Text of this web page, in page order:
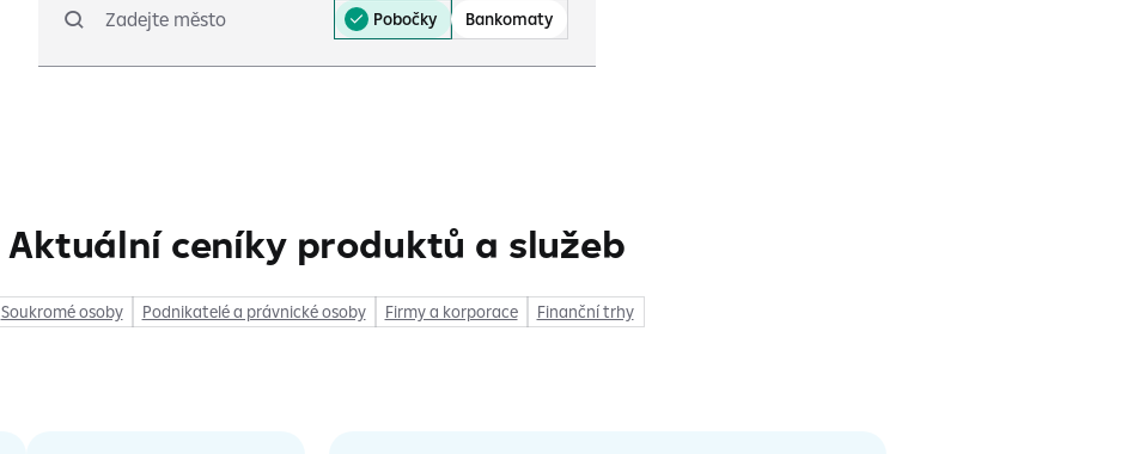
Zadejte město Pobočky Bankomaty
Aktuální ceníky produktů a služeb
Soukromé osoby Podnikatelé a právnické osoby Firmy a korporace Finanční trhy